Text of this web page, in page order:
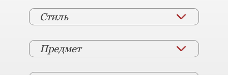
Стиль
Предмет